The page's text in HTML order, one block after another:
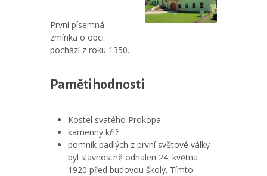
První písemná
zmínka o obci
pochází z roku 1350.
Pamětihodnosti
Kostel svatého Prokopa
kamenný kříž
pomník padlých z první světové války
byl slavnostně odhalen 24. května
1920 před budovou školy. Tímto